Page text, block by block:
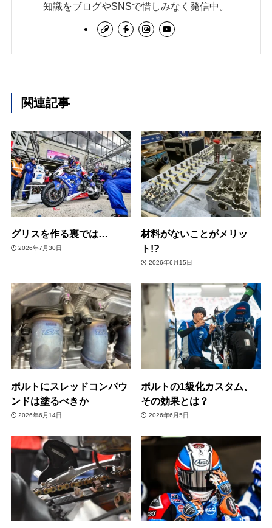
知識をブログやSNSで惜しみなく発信中。
関連記事
グリスを作る裏では…
2026年7月30日
材料がないことがメリッ
ト!?
2026年6月15日
ボルトにスレッドコンパウ
ンドは塗るべきか
2026年6月14日
ボルトの1級化カスタム、
その効果とは？
2026年6月5日